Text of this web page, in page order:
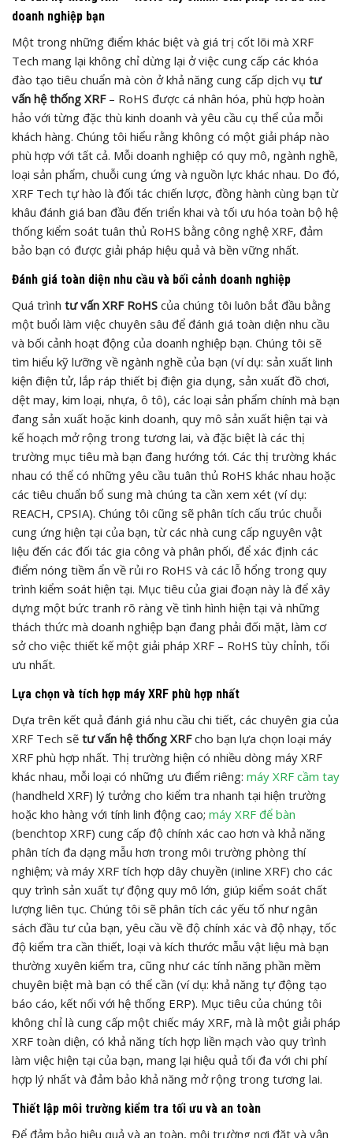
doanh nghiệp bạn
Một trong những điểm khác biệt và giá trị cốt lõi mà XRF
Tech mang lại không chỉ dừng lại ở việc cung cấp các khóa
đào tạo tiêu chuẩn mà còn ở khả năng cung cấp dịch vụ tư
vấn hệ thống XRF– RoHS được cá nhân hóa, phù hợp hoàn
hảo với từng đặc thù kinh doanh và yêu cầu cụ thể của mỗi
khách hàng. Chúng tôi hiểu rằng không có một giải pháp nào
phù hợp với tất cả. Mỗi doanh nghiệp có quy mô, ngành nghề,
loại sản phẩm, chuỗi cung ứng và nguồn lực khác nhau. Do đó,
XRF Tech tự hào là đối tác chiến lược, đồng hành cùng bạn từ
khâu đánh giá ban đầu đến triển khai và tối ưu hóa toàn bộ hệ
thống kiểm soát tuân thủ RoHS bằng công nghệ XRF, đảm
bảo bạn có được giải pháp hiệu quả và bền vững nhất.
Đánh giá toàn diện nhu cầu và bối cảnh doanh nghiệp
Quá trình tư vấn XRF RoHS của chúng tôi luôn bắt đầu bằng
một buổi làm việc chuyên sâu để đánh giá toàn diện nhu cầu
và bối cảnh hoạt động của doanh nghiệp bạn. Chúng tôi sẽ
tìm hiểu kỹ lưỡng về ngành nghề của bạn (ví dụ: sản xuất linh
kiện điện tử, lắp ráp thiết bị điện gia dụng, sản xuất đồ chơi,
dệt may, kim loại, nhựa, ô tô), các loại sản phẩm chính mà bạn
đang sản xuất hoặc kinh doanh, quy mô sản xuất hiện tại và
kế hoạch mở rộng trong tương lai, và đặc biệt là các thị
trường mục tiêu mà bạn đang hướng tới. Các thị trường khác
nhau có thể có những yêu cầu tuân thủ RoHS khác nhau hoặc
các tiêu chuẩn bổ sung mà chúng ta cần xem xét (ví dụ:
REACH, CPSIA). Chúng tôi cũng sẽ phân tích cấu trúc chuỗi
cung ứng hiện tại của bạn, từ các nhà cung cấp nguyên vật
liệu đến các đối tác gia công và phân phối, để xác định các
điểm nóng tiềm ẩn về rủi ro RoHS và các lỗ hổng trong quy
trình kiểm soát hiện tại. Mục tiêu của giai đoạn này là để xây
dựng một bức tranh rõ ràng về tình hình hiện tại và những
thách thức mà doanh nghiệp bạn đang phải đối mặt, làm cơ
sở cho việc thiết kế một giải pháp XRF – RoHS tùy chỉnh, tối
ưu nhất.
Lựa chọn và tích hợp máy XRF phù hợp nhất
Dựa trên kết quả đánh giá nhu cầu chi tiết, các chuyên gia của
XRF Tech sẽ tư vấn hệ thống XRFcho bạn lựa chọn loại máy
XRF phù hợp nhất. Thị trường hiện có nhiều dòng máy XRF
khác nhau, mỗi loại có những ưu điểm riêng: máy XRF cầm tay
(handheld XRF) lý tưởng cho kiểm tra nhanh tại hiện trường
hoặc kho hàng với tính linh động cao; máy XRF để bàn
(benchtop XRF) cung cấp độ chính xác cao hơn và khả năng
phân tích đa dạng mẫu hơn trong môi trường phòng thí
nghiệm; và máy XRF tích hợp dây chuyền (inline XRF) cho các
quy trình sản xuất tự động quy mô lớn, giúp kiểm soát chất
lượng liên tục. Chúng tôi sẽ phân tích các yếu tố như ngân
sách đầu tư của bạn, yêu cầu về độ chính xác và độ nhạy, tốc
độ kiểm tra cần thiết, loại và kích thước mẫu vật liệu mà bạn
thường xuyên kiểm tra, cũng như các tính năng phần mềm
chuyên biệt mà bạn có thể cần (ví dụ: khả năng tự động tạo
báo cáo, kết nối với hệ thống ERP). Mục tiêu của chúng tôi
không chỉ là cung cấp một chiếc máy XRF, mà là một giải pháp
XRF toàn diện, có khả năng tích hợp liền mạch vào quy trình
làm việc hiện tại của bạn, mang lại hiệu quả tối đa với chi phí
hợp lý nhất và đảm bảo khả năng mở rộng trong tương lai.
Thiết lập môi trường kiểm tra tối ưu và an toàn
Để đảm bảo hiệu quả và an toàn, môi trường nơi đặt và vận